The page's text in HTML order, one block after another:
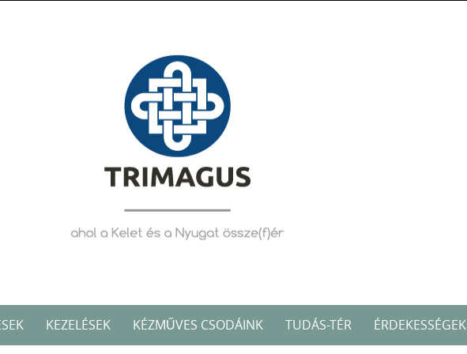
KEZELÉSEK KÉZMŰVES CSODÁINK TUDÁS-TÉR ÉRDEKESSÉGEK